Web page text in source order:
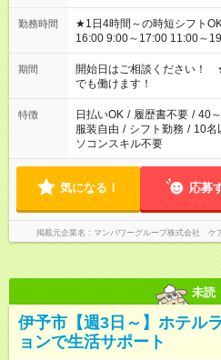
勤務時間
★1日4時間～の時短シフトOK ★スタート時間選べます！ 7:00
16:00 9:00～17:00 11:00～19:00 な
場合、他のお仕事と合わせ
ん ※法令に基づき、週20時
となります ※労働者派遣法（
短時間・短期間の就業はご
期間
開始日はご相談ください
でも働けます！
特徴 日払いOK / 履歴書不要 / 40
服装自由 / シフト勤務 / 10名
ソコンスキル不要
気になる！ 応募
掲載元企業名 マンパワーグループ株式会社 ケ
未読
伊予市【週3日～】ホテル
ョンで生活サポート